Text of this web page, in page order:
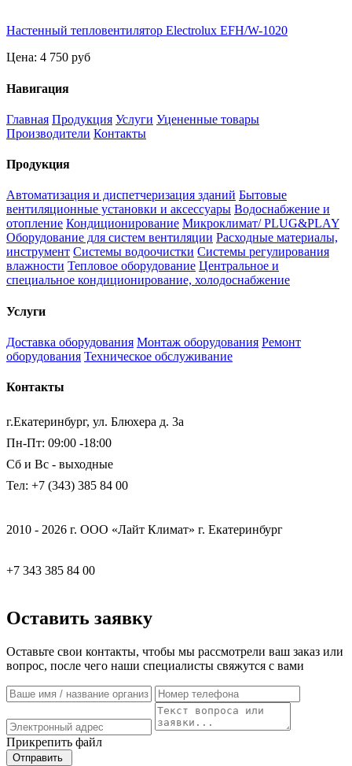
Настенный тепловентилятор Electrolux EFH/W-1020
Цена: 4 750 руб
Навигация
Главная Продукция Услуги Уцененные товары
Производители Контакты
Продукция
Автоматизация и диспетчеризация зданий Бытовые
вентиляционные установки и аксессуары Водоснабжение и
отопление Кондиционирование Микроклимат/ PLUG&PLAY
Оборудование для систем вентиляции Расходные материалы,
инструмент Системы водоочистки Системы регулирования
влажности Тепловое оборудование Центральное и
специальное кондиционирование, холодоснабжение
Услуги
Доставка оборудования Монтаж оборудования Ремонт
оборудования Техническое обслуживание
Контакты
г.Екатеринбург, ул. Блюхера д. 3а
Пн-Пт: 09:00 -18:00
Сб и Вс - выходные
Тел: +7 (343) 385 84 00
2010 - 2026 г. ООО «Лайт Климат» г. Екатеринбург
+7 343 385 84 00
Оставить заявку
Оставьте свои контакты, чтобы мы рассмотрели ваш заказ или
вопрос, после чего наши специалисты свяжутся с вами
Прикрепить файл
Отправить